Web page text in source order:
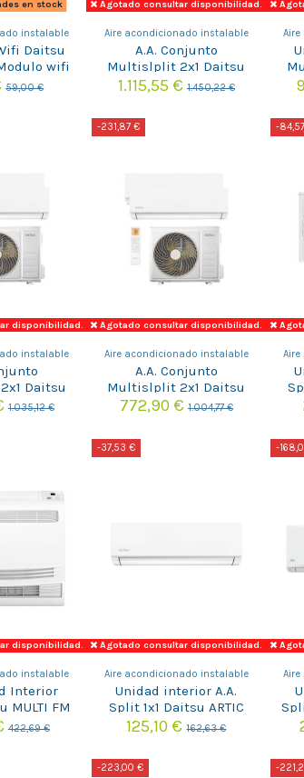
en stock
instalable
Daitsu
wifi
ECO
59,00 €
Agotado consultar disponibilidad.
Aire acondicionado instalable
A.A. Conjunto
Multislplit 2x1 Daitsu
FREE MAX- ARTIC DSM-
1.115,55 € 1.450,22 €
disponibilidad.
instalable
Daitsu
DSM-
1.035,12 €
-231,87 €
Agotado consultar disponibilidad.
Aire acondicionado instalable
A.A. Conjunto
Multislplit 2x1 Daitsu
FREE MAX- ARTIC DSM-
772,90 € 1.004,77 €
-
disponibilidad.
instalable
Interior
MULTI FM
9KTP
422,69 €
-37,53 €
Agotado consultar disponibilidad.
Aire acondicionado instalable
Unidad interior A.A.
Split 1x1 Daitsu ARTIC
DS-12KZ
125,10 €162,63 €
-
-223,00 € -